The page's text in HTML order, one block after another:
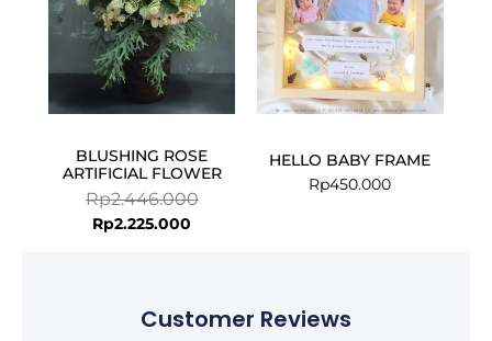
BLUSHING ROSE
ARTIFICIAL FLOWER
Rp2.446.000
Rp2.225.000
HELLO BABY FRAME
Rp450.000
Customer Reviews